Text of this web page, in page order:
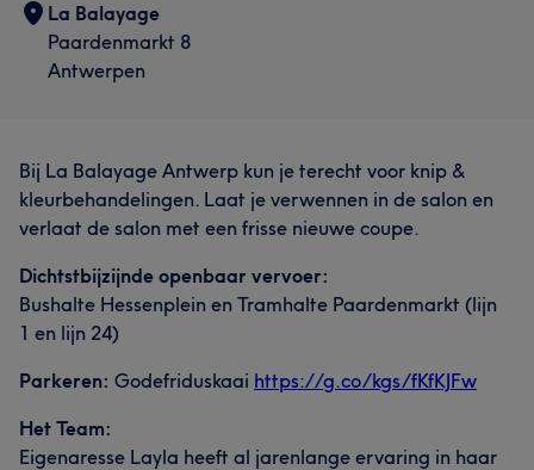
La Balayage
Paardenmarkt 8
Antwerpen
Bij La Balayage Antwerp kun je terecht voor knip &
kleurbehandelingen. Laat je verwennen in de salon en
verlaat de salon met een frisse nieuwe coupe.
Dichtstbijzijnde openbaar vervoer:
Bushalte Hessenplein en Tramhalte Paardenmarkt (lijn
1 en lijn 24)
Parkeren: Godefriduskaai https://g.co/kgs/fKfKJFw
Het Team:
Eigenaresse Layla heeft al jarenlange ervaring in haar